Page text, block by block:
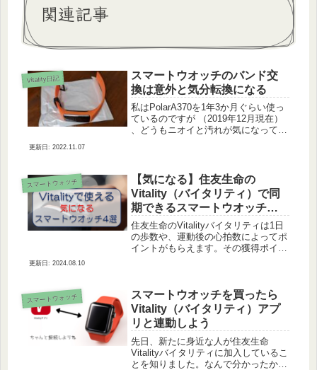
関連記事
Vitality日記
スマートウオッチのバンド交
換は意外と気分転換になる
私はPolarA370を1年3か月ぐらい使っ
ているのですが （2019年12月現在）
、どうもニオイと汚れが気になって仕
とタイトルにあるよ...
2022.11.07
スマートウォッチ
【気になる】住友生命の
Vitality（バイタリティ）で同
期できるスマートウオッチ
（ウェアラブルデバイス）4選
住友生命のVitalityバイタリティは1日
の歩数や、運動後の心拍数によってポ
イントがもらえます。その獲得ポイン
もあります。 私はスマホで...
2024.08.10
スマートウォッチ
スマートウオッチを買ったら
Vitality（バイタリティ）アプ
リと連動しよう
先日、新たに身近な人が住友生命
Vitalityバイタリティに加入しているこ
とを知りました。なんで分かったかっ